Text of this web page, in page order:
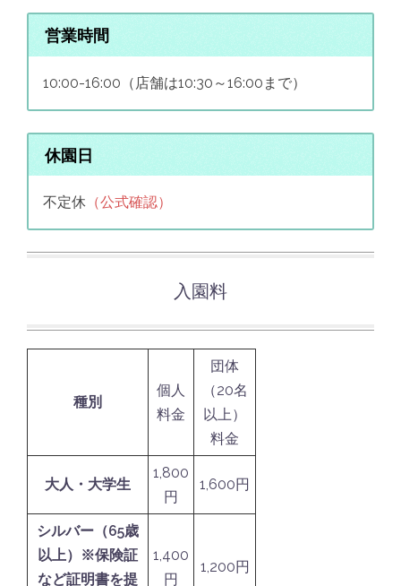
営業時間
10:00-16:00（店舗は10:30～16:00まで）
休園日
不定休 （公式確認）
入園料
種別
個人
料金
団体
（20名
以上）
料金
大人・大学生
1,800
円
1,600円
シルバー（65歳
以上） ※保険証
など証明書を提
1,400
円
1,200円